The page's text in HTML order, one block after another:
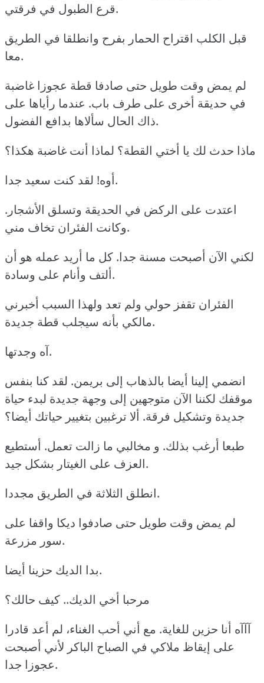
قرع الطبول في فرقتي.
قبل الكلب اقتراح الحمار بفرح وانطلقا في الطريق
معا.
لم يمض وقت طويل حتى صادفا قطة عجوزا غاضبة
في حديقة أخرى على طرف باب. عندما رأياها على
ذاك الحال سألاها بدافع الفضول.
ماذا حدث لك يا أختي القطة؟ لماذا أنت غاضبة هكذا؟
أوه! لقد كنت سعيد جدا.
اعتدت على الركض في الحديقة وتسلق الأشجار.
وكانت الفئران تخاف مني.
لكني الآن أصبحت مسنة جدا. كل ما أريد عمله هو أن
ألتف وأنام على وسادة.
الفئران تقفز حولي ولم تعد ولهذا السبب أخبرني
مالكي بأنه سيجلب قطة جديدة.
آه وجدتها.
انضمي إلينا أيضا بالذهاب إلى بريمن. لقد كنا بنفس
موقفك لكننا الآن متوجهين إلى وجهة جديدة لبدء حياة
جديدة وتشكيل فرقة. ألا ترغبين بتغيير حياتك أيضا؟
طبعا أرغب بذلك. و مخالبي ما زالت تعمل. أستطيع
العزف على الغيتار بشكل جيد.
انطلق الثلاثة في الطريق مجددا.
لم يمض وقت طويل حتى صادفوا ديكا واقفا على
سور مزرعة.
بدا الديك حزينا أيضا.
مرحبا أخي الديك.. كيف حالك؟
آآآه أنا حزين للغاية. مع أني أحب الغناء، لم أعد قادرا
على إيقاظ ملاكي في الصباح الباكر لأني أصبحت
عجوزا جدا.